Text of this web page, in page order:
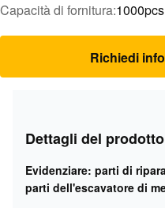
Capacità di fornitura:
Richiedi
Dettagli del prodotto
Evidenziare: parti di
parti dell'escavatore di